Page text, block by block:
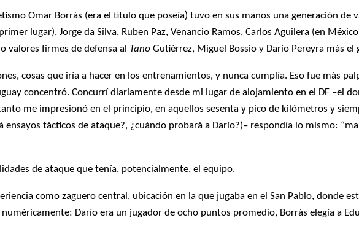
Omar Borrás (era el título que poseía) tuvo en sus manos una generación de
lugar), Jorge da Silva, Ruben Paz, Venancio Ramos, Carlos Aguilera (en
valores firmes de defensa al Tano Gutiérrez, Miguel Bossio y Darío Pereyra más el
cosas que iría a hacer en los entrenamientos, y nunca cumplía. Eso fue más
concentró. Concurrí diariamente desde mi lugar de alojamiento en el DF –el
me impresionó en el principio, en aquellos sesenta y pico de kilómetros y
tácticos de ataque?, ¿cuándo probará a Darío?)– respondía lo mismo:
de ataque que tenía, potencialmente, el equipo.
como zaguero central, ubicación en la que jugaba en el San Pablo, donde
Darío era un jugador de ocho puntos promedio, Borrás elegía a